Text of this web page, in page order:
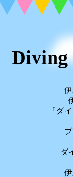
Diving
『ダ
ダ